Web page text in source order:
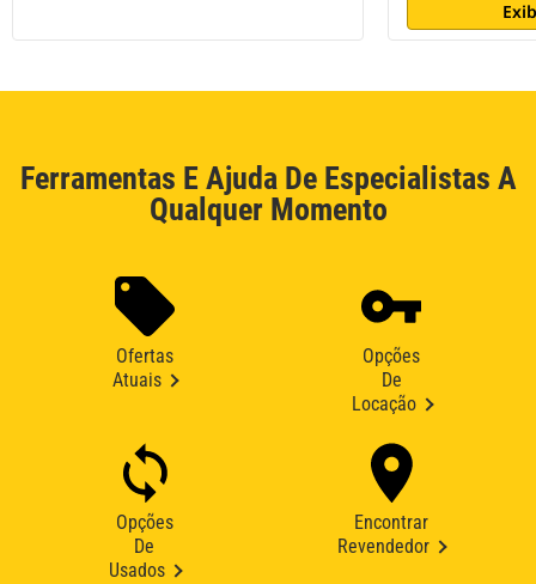
Ferramentas E Ajuda De Especialistas A
Qualquer Momento
Ofertas
Atuais
Opções
De
Locação
Opções
De
Usados
Encontrar
Revendedor